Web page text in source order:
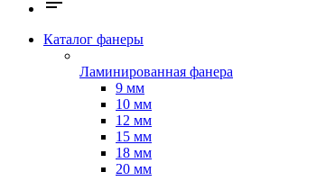
Каталог фанеры
Ламинированная фанера
9 мм
10 мм
12 мм
15 мм
18 мм
20 мм